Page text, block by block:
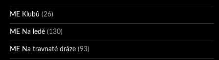
ME Klubů (26)
ME Na ledě (130)
ME Na travnaté dráze (93)